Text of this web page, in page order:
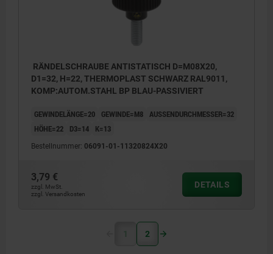
RÄNDELSCHRAUBE ANTISTATISCH D=M08X20,
D1=32, H=22, THERMOPLAST SCHWARZ RAL9011,
KOMP:AUTOM.STAHL BP BLAU-PASSIVIERT
GEWINDELÄNGE=20 GEWINDE=M8 AUSSENDURCHMESSER=32
HÖHE=22
D3=14 K=13
Bestellnummer: 06091-01-11320824X20
3,79 €
zzgl. MwSt.
zzgl. Versandkosten
DETAILS
1 2